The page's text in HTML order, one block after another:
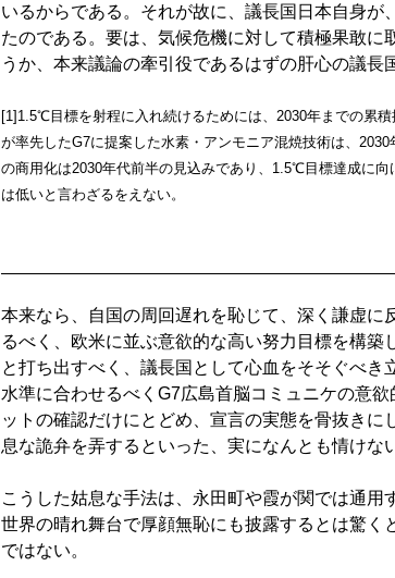
いるからである。それが故に、議長国日本自身
たのである。要は、気候危機に対して積極果敢
うか、本来議論の牽引役であるはずの肝心の議長
[1]1.5℃目標を射程に入れ続けるためには、2030年までの累
が率先したG7に提案した水素・アンモニア混焼技術は、
の商用化は2030年代前半の見込みであり、1.5℃目標達成に
は低いと言わざるをえない。
本来なら、自国の周回遅れを恥じて、深く謙虚
るべく、欧米に並ぶ意欲的な高い努力目標を構
と打ち出すべく、議長国として心血をそそぐべ
水準に合わせるべくG7広島首脳コミュニケの意
ットの確認だけにとどめ、宣言の実態を骨抜き
息な詭弁を弄するといった、実になんとも情けな
こうした姑息な手法は、永田町や霞が関では通用
世界の晴れ舞台で厚顔無恥にも披露するとは驚
ではない。